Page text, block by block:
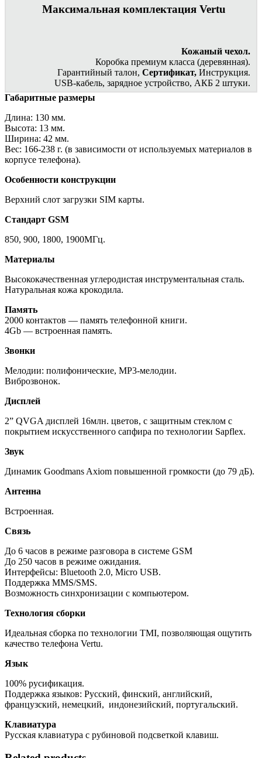
Максимальная комплектация Vertu
Кожаный чехол.
Коробка премиум класса (деревянная).
Гарантийный талон, Сертификат, Инструкция.
USB-кабель, зарядное устройство, АКБ 2 штуки.
Габаритные размеры
Длина: 130 мм.
Высота: 13 мм.
Ширина: 42 мм.
Вес: 166-238 г. (в зависимости от используемых материалов в
корпусе телефона).
Особенности конструкции
Верхний слот загрузки SIM карты.
Стандарт GSM
850, 900, 1800, 1900МГц.
Материалы
Высококачественная углеродистая инструментальная сталь.
Натуральная кожа крокодила.
Память
2000 контактов — память телефонной книги.
4Gb — встроенная память.
Звонки
Мелодии: полифонические, MP3-мелодии.
Виброзвонок.
Дисплей
2” QVGA дисплей 16млн. цветов, с защитным стеклом с
покрытием искусственного сапфира по технологии Sapflex.
Звук
Динамик Goodmans Axiom повышенной громкости (до 79 дБ).
Антенна
Встроенная.
Связь
До 6 часов в режиме разговора в системе GSM
До 250 часов в режиме ожидания.
Интерфейсы: Bluetooth 2.0, Micro USB.
Поддержка MMS/SMS.
Возможность синхронизации с компьютером.
Технология сборки
Идеальная сборка по технологии TMI, позволяющая ощутить
качество телефона Vertu.
Язык
100% русификация.
Поддержка языков: Русский, финский, английский,
французский, немецкий, индонезийский, португальский.
Клавиатура
Русская клавиатура с рубиновой подсветкой клавиш.